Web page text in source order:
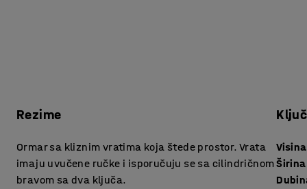
Rezime
Ormar sa kliznim vratima koja štede prostor. Vrata
imaju uvučene ručke i isporučuju se sa cilindričnom
bravom sa dva ključa.
Visina
Širina